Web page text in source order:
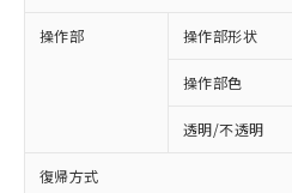
操作部 操作部形状
操作部色
透明/不透明
復帰方式